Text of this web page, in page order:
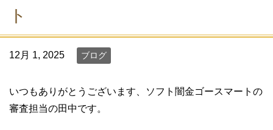
ト
12月 1, 2025 ブログ
いつもありがとうございます、ソフト闇金ゴースマートの
審査担当の田中です。